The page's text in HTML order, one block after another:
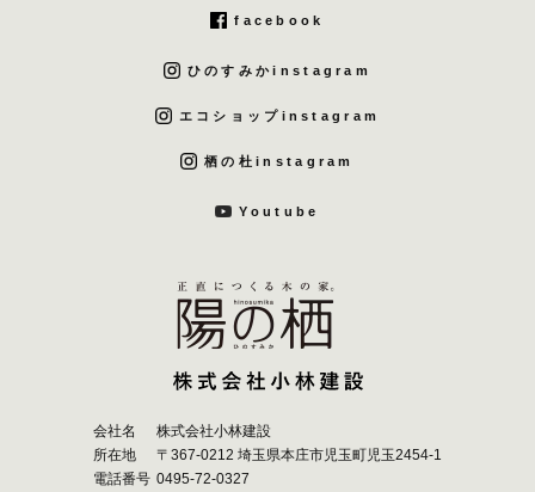
facebook
ひのすみかinstagram
エコショップinstagram
栖の杜instagram
Youtube
会社名
株式会社小林建設
所在地
〒367-0212 埼玉県本庄市児玉町児玉2454-1
電話番号 0495-72-0327